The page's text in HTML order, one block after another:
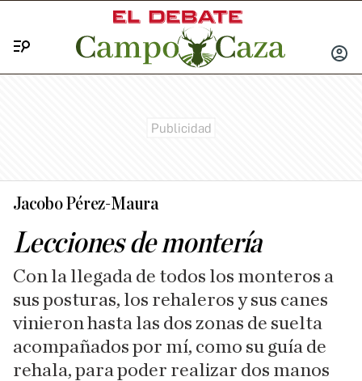
INICIAR
Jacobo Pérez-Maura
Lecciones de montería
Con la llegada de todos los monteros a
sus posturas, los rehaleros y sus canes
vinieron hasta las dos zonas de suelta
acompañados por mí, como su guía de
rehala, para poder realizar dos manos